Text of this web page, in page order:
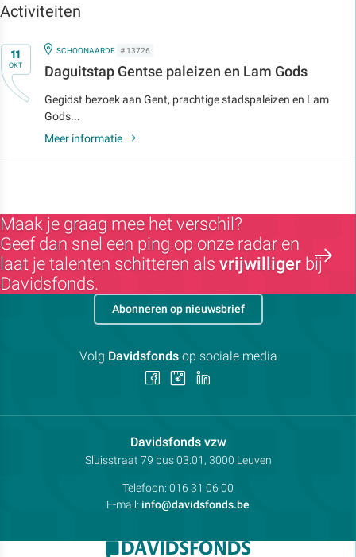
Activiteiten
Op11
OKT
IN
SCHOONAARDE # 13726
Daguitstap Gentse paleizen en Lam Gods
Gegidst bezoek aan Gent, prachtige stadspaleizen en Lam
Gods...
Meer informatie
Maak je graag mee het verschil?
Geef dan snel een ping op onze radar en
laat je talenten schitteren als vrijwilliger bij
Davidsfonds.
Davidsfonds vzwContactpersoon:
Adres:
Sluisstraat 79 bus 03.01, 3000 Leuven
Telefoon: 016 31 06 00
E-mail: info@davidsfonds.be
Abonneren op nieuwsbrief
Volg Davidsfondsop sociale media
Volg Volg